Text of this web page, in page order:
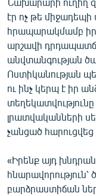
էր ոչ թե միջադեպի
հրապարակմամբ
արշավի
անվտանգության
Ոստիկանության
ու ինչ կերպ է իր
լրատվականների
չանցած հարուցվեց
«Իրենք այդ
հնարավորություն՝
բարձրաստիճան